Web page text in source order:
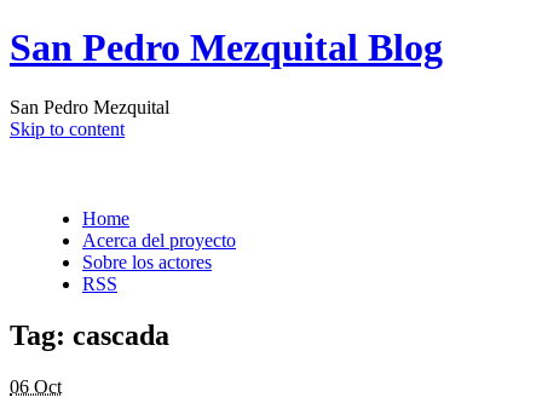
San Pedro Mezquital Blog
San Pedro Mezquital
Skip to content
Home
Acerca del proyecto
Sobre los actores
RSS
Tag: cascada
06 Oct